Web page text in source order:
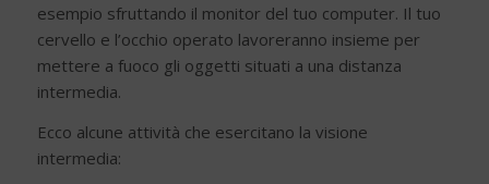
esempio sfruttando il monitor del tuo computer. Il tuo
cervello e l’occhio operato lavoreranno insieme per
mettere a fuoco gli oggetti situati a una distanza
intermedia.
Ecco alcune attività che esercitano la visione
intermedia: